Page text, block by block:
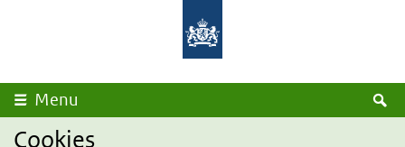
Overslaan en naar de inhoud gaan
Menu
Cookies